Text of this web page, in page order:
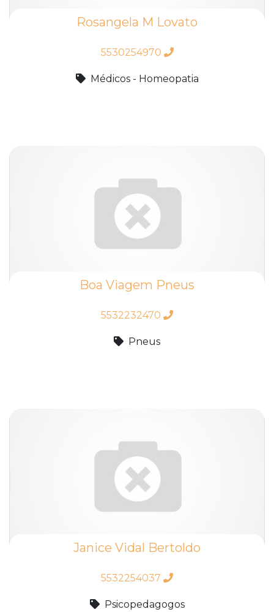
Rosangela M Lovato
5530254970
Médicos - Homeopatia
Boa Viagem Pneus
5532232470
Pneus
Janice Vidal Bertoldo
5532254037
Psicopedagogos